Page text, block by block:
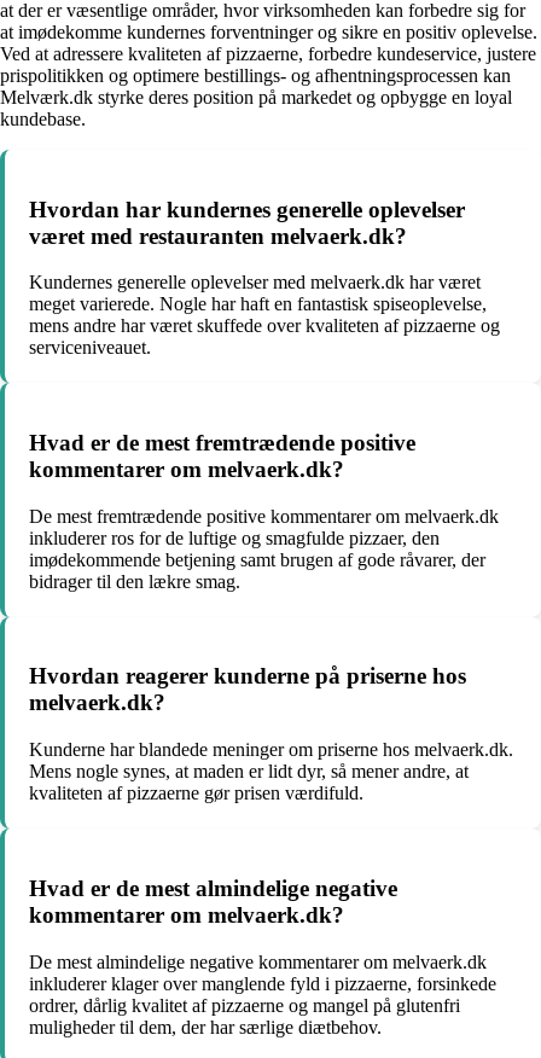
at der er væsentlige områder, hvor virksomheden kan forbedre sig for
at imødekomme kundernes forventninger og sikre en positiv oplevelse.
Ved at adressere kvaliteten af pizzaerne, forbedre kundeservice, justere
prispolitikken og optimere bestillings- og afhentningsprocessen kan
Melværk.dk styrke deres position på markedet og opbygge en loyal
kundebase.
Hvordan har kundernes generelle oplevelser
været med restauranten melvaerk.dk?
Kundernes generelle oplevelser med melvaerk.dk har været
meget varierede. Nogle har haft en fantastisk spiseoplevelse,
mens andre har været skuffede over kvaliteten af pizzaerne og
serviceniveauet.
Hvad er de mest fremtrædende positive
kommentarer om melvaerk.dk?
De mest fremtrædende positive kommentarer om melvaerk.dk
inkluderer ros for de luftige og smagfulde pizzaer, den
imødekommende betjening samt brugen af gode råvarer, der
bidrager til den lækre smag.
Hvordan reagerer kunderne på priserne hos
melvaerk.dk?
Kunderne har blandede meninger om priserne hos melvaerk.dk.
Mens nogle synes, at maden er lidt dyr, så mener andre, at
kvaliteten af pizzaerne gør prisen værdifuld.
Hvad er de mest almindelige negative
kommentarer om melvaerk.dk?
De mest almindelige negative kommentarer om melvaerk.dk
inkluderer klager over manglende fyld i pizzaerne, forsinkede
ordrer, dårlig kvalitet af pizzaerne og mangel på glutenfri
muligheder til dem, der har særlige diætbehov.